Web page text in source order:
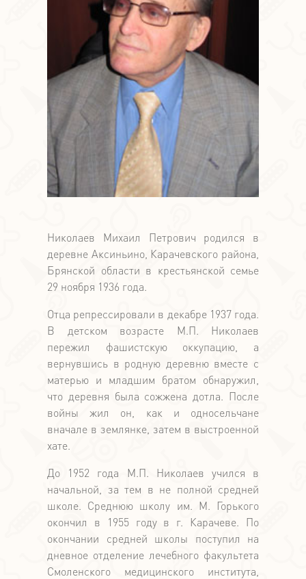
Николаев Михаил Петрович родился в
деревне Аксиньино, Карачевского района,
Брянской области в крестьянской семье
29 ноября 1936 года.
Отца репрессировали в декабре 1937 года.
В детском возрасте М.П. Николаев
пережил фашистскую оккупацию, а
вернувшись в родную деревню вместе с
матерью и младшим братом обнаружил,
что деревня была сожжена дотла. После
войны жил он, как и односельчане
вначале в землянке, затем в выстроенной
хате.
До 1952 года М.П. Николаев учился в
начальной, за тем в не полной средней
школе. Среднюю школу им. М. Горького
окончил в 1955 году в г. Карачеве. По
окончании средней школы поступил на
дневное отделение лечебного факультета
Смоленского медицинского института,